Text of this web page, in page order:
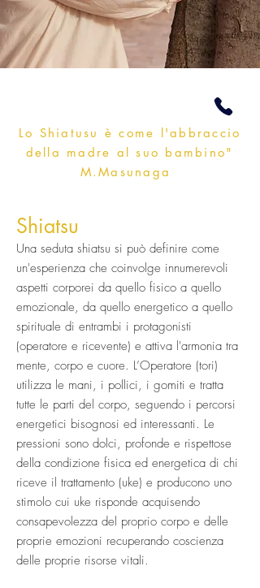
Lo Shiatusu è come l'abbraccio
della madre al suo bambino"
M.Masunaga
Shiatsu
Una seduta shiatsu si può definire come
un'esperienza che coinvolge innumerevoli
aspetti corporei da quello fisico a quello
emozionale, da quello energetico a quello
spirituale di entrambi i protagonisti
(operatore e ricevente) e attiva l'armonia tra
mente, corpo e cuore. L’Operatore (tori)
utilizza le mani, i pollici, i gomiti e tratta
tutte le parti del corpo, seguendo i percorsi
energetici bisognosi ed interessanti. Le
pressioni sono dolci, profonde e rispettose
della condizione fisica ed energetica di chi
riceve il trattamento (uke) e producono uno
stimolo cui uke risponde acquisendo
consapevolezza del proprio corpo e delle
proprie emozioni recuperando coscienza
delle proprie risorse vitali.